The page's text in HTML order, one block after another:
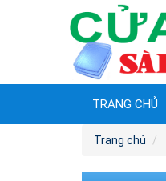
TRANG CHỦ
Trang chủ